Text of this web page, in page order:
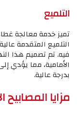
التلميع
تميز خدمة معالجة
التلميع المتقدمة
فيه. تم تصميم هذا
الأمامية، مما يؤدي
بدرجة عالية.
مزايا